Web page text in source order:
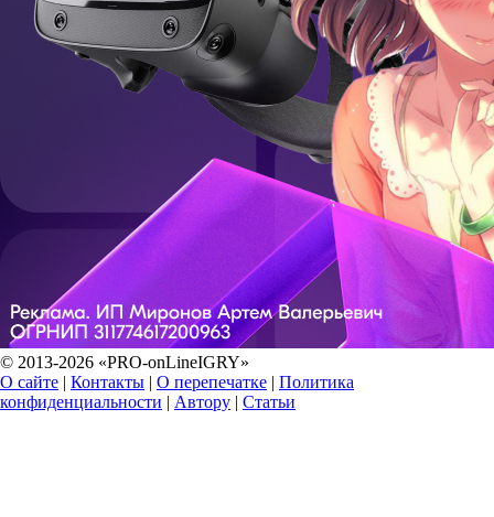
© 2013-2026 «PRO-onLineIGRY»
О сайте | Контакты | О перепечатке | Политика
конфиденциальности | Автору | Статьи